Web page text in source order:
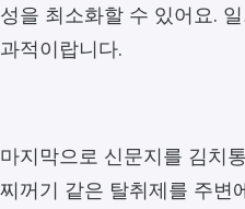
성을 최소화할 수 있어요.
과적이랍니다.
마지막으로 신문지를 김치
찌꺼기 같은 탈취제를 주변